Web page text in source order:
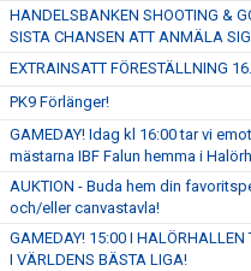
HANDELSBANKEN SHOOTING &
SISTA CHANSEN ATT ANMÄLA
EXTRAINSATT FÖRESTÄLLNING
PK9 Förlänger!
GAMEDAY! Idag kl 16:00 tar vi
mästarna IBF Falun hemma i
AUKTION - Buda hem din
och/eller canvastavla!
GAMEDAY! 15:00 I HALÖRHALLEN
I VÄRLDENS BÄSTA LIGA!